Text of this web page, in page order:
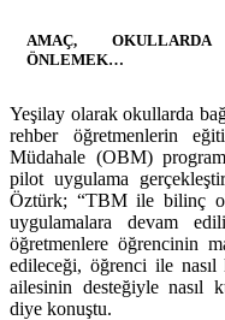
AMAÇ,
ÖNLEMEK…
Yeşilay olarak okullarda
rehber öğretmenlerin
Müdahale (OBM)
pilot uygulama
Öztürk; “TBM ile bilinç
uygulamalara devam
öğretmenlere öğrencinin
edileceği, öğrenci ile
ailesinin desteğiyle nasıl
diye konuştu.